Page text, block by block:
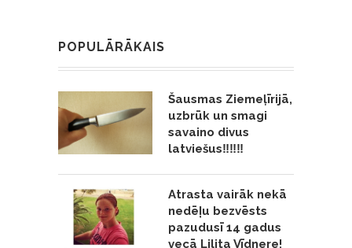
POPULĀRĀKAIS
Šausmas Ziemeļīrijā,
uzbrūk un smagi
savaino divus
latviešus‼️‼️‼️
Atrasta vairāk nekā
nedēļu bezvēsts
pazudusī 14 gadus
vecā Lilita Vīdnere!